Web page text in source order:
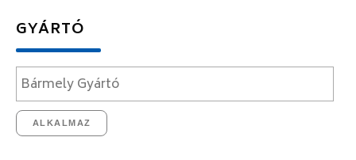
GYÁRTÓ
ALKALMAZ